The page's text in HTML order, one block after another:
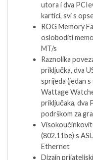
utora i dva
kartici, svi s
ROG Memory
osloboditi
MT/s
Raznolika
priključka, dva
sprijeda (jedan
Wattage
priključaka, dva
podrškom za
(802.11be) s
Ethernet
Dizajn